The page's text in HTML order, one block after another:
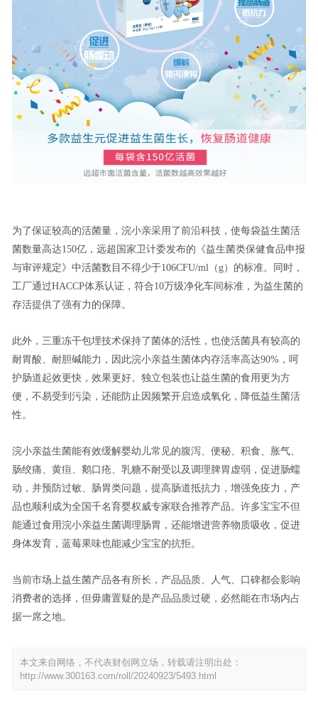
为了保证较高的活菌量，浣小亲采用了前沿科技，使每袋益生菌活
菌数量高达150亿，远超国家卫计委发布的《益生菌类保健食品申报
与审评规定》中活菌数目不得少于106CFU/ml（g）的标准。同时，
工厂通过HACCP体系认证，符合10万级净化车间标准，为益生菌的
存活提供了强有力的保障。
此外，三重冻干包埋技术保持了菌体的活性，也使活菌具有较高的
耐胃酸、耐胆碱能力，因此浣小亲益生菌体内存活率高达90%，呵
护肠道起效更快，效果更好。独立包装也让益生菌的食用更为方
便，不易受到污染，还能防止因频繁开启造成氧化，降低益生菌活
性。
浣小亲益生菌能有效缓解婴幼儿常见的腹泻、便秘、积食、胀气、
肠绞痛、黄疸、鹅口疮、乳糖不耐受以及调理脾胃虚弱，促进肠蠕
动，并预防过敏、肠胃类问题，提高肠道抵抗力，增强免疫力，产
品也顺利成为全国千名育婴权威专家联合推荐产品。许多宝宝不但
能通过食用浣小亲益生菌调理肠胃，还能增进营养物质吸收，促进
身体发育，蓝莓果味也能减少宝宝的抗拒。
当前市场上益生菌产品各有所长，产品品质、人气、口碑都会影响
消费者的选择，但毋庸置疑的是产品品质过硬，必然能在市场内占
据一席之地。
本文来自网络，不代表财创网立场，转载请注明出处：
http://www.300163.com/roll/20240923/5493.html